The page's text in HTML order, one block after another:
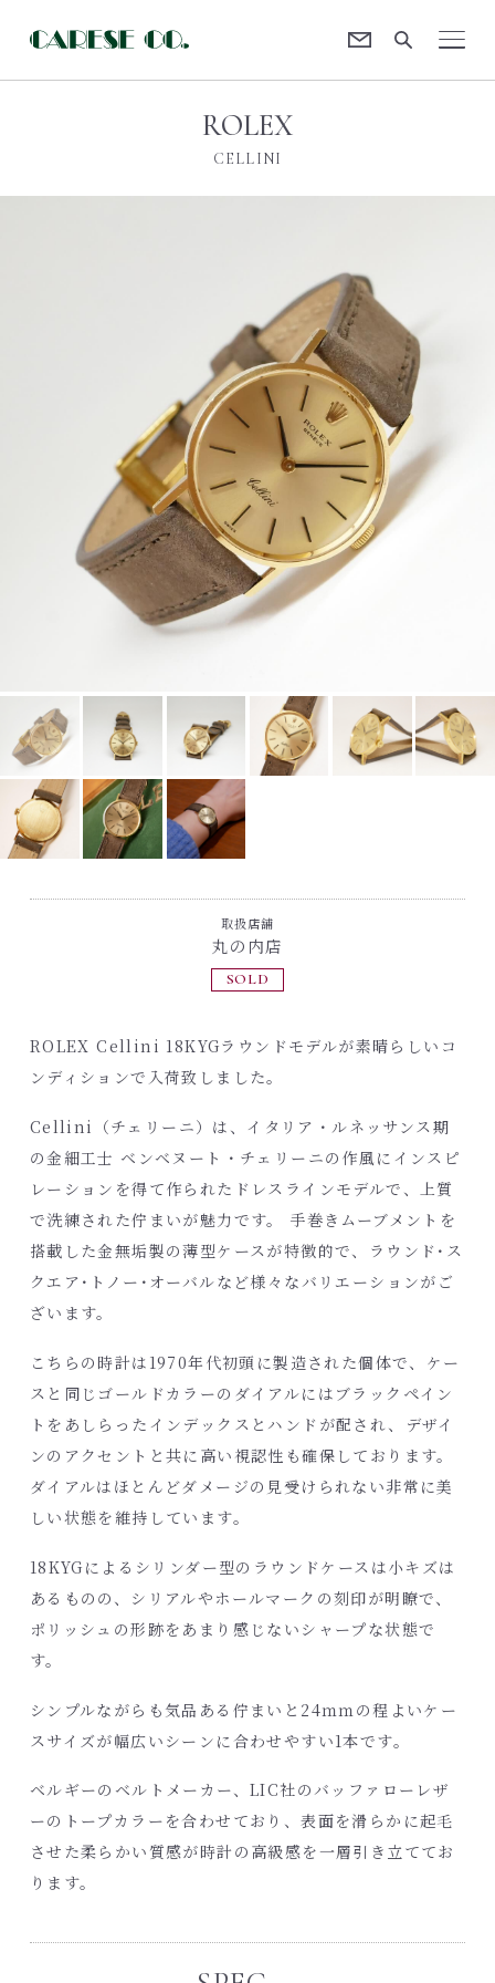
ROLEX
CELLINI
取扱店舗
丸の内店
SOLD
ROLEX Cellini 18KYGラウンドモデルが素晴らしいコ
ンディションで入荷致しました。
Cellini（チェリーニ）は、イタリア・ルネッサンス期
の金細工士 ベンベヌート・チェリーニの作風にインスピ
レーションを得て作られたドレスラインモデルで、上質
で洗練された佇まいが魅力です。 手巻きムーブメントを
搭載した金無垢製の薄型ケースが特徴的で、ラウンド･ス
クエア･トノー･オーバルなど様々なバリエーションがご
ざいます。
こちらの時計は1970年代初頭に製造された個体で、ケー
スと同じゴールドカラーのダイアルにはブラックペイン
トをあしらったインデックスとハンドが配され、デザイ
ンのアクセントと共に高い視認性も確保しております。
ダイアルはほとんどダメージの見受けられない非常に美
しい状態を維持しています。
18KYGによるシリンダー型のラウンドケースは小キズは
あるものの、シリアルやホールマークの刻印が明瞭で、
ポリッシュの形跡をあまり感じないシャープな状態で
す。
シンプルながらも気品ある佇まいと24ｍｍの程よいケー
スサイズが幅広いシーンに合わせやすい1本です。
ベルギーのベルトメーカー、LIC社のバッファローレザ
ーのトープカラーを合わせており、表面を滑らかに起毛
させた柔らかい質感が時計の高級感を一層引き立ててお
ります。